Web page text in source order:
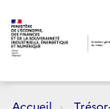
Accueil